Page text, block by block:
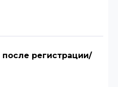
регистрации/